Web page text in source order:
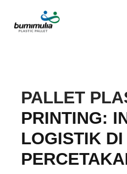
PALLET
PRINTING:
LOGISTIK